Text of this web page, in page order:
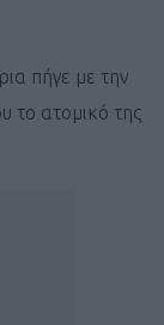
πήγε με την
το ατομικό της